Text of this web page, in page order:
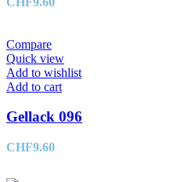
Compare
Quick view
Add to wishlist
Add to cart
Gellack 096
CHF9.60